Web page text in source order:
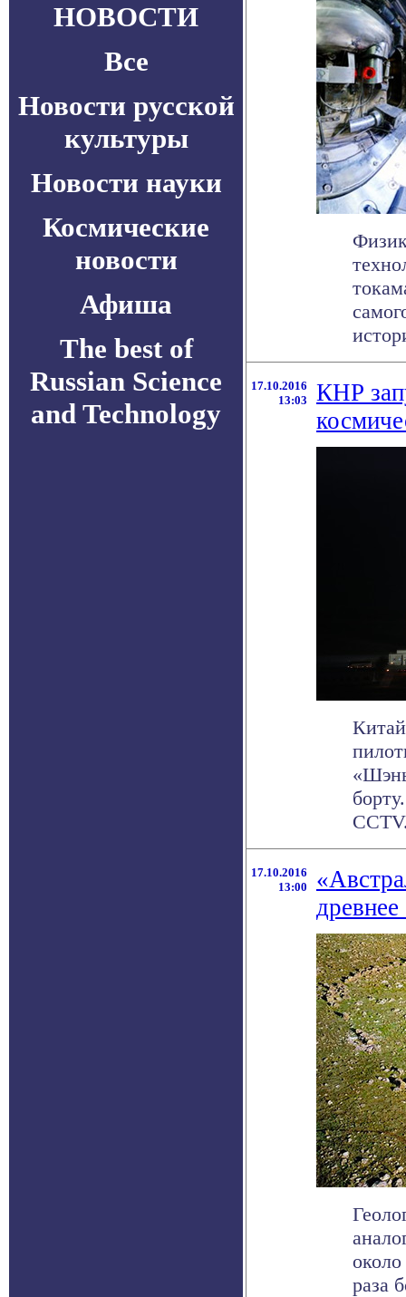
НОВОСТИ
Все
Новости русской
культуры
Новости науки
Космические
новости
Афиша
The best of
Russian Science
and Technology
17.10.2016
13:03
КНР
17.10.2016
13:00
древнее
раза